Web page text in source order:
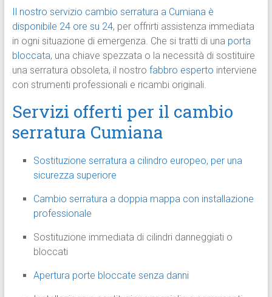
Il nostro servizio cambio serratura a Cumiana è
disponibile 24 ore su 24, per offrirti assistenza immediata
in ogni situazione di emergenza. Che si tratti di una porta
bloccata, una chiave spezzata o la necessità di sostituire
una serratura obsoleta, il nostro fabbro esperto interviene
con strumenti professionali e ricambi originali.
Servizi offerti per il cambio
serratura Cumiana
Sostituzione serratura a cilindro europeo, per una
sicurezza superiore
Cambio serratura a doppia mappa con installazione
professionale
Sostituzione immediata di cilindri danneggiati o
bloccati
Apertura porte bloccate senza danni